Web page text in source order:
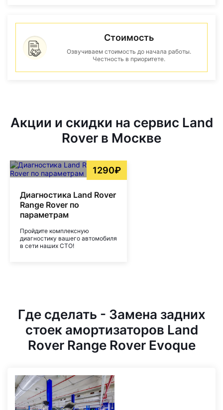
Стоимость
Озвучиваем стоимость до начала работы.
Честность в приоритете.
Акции и скидки на сервис Land
Rover в Москве
1290₽
Диагностика Land Rover
Range Rover по
параметрам
Пройдите комплексную
диагностику вашего автомобиля
в сети наших СТО!
Где сделать - Замена задних
стоек амортизаторов Land
Rover Range Rover Evoque